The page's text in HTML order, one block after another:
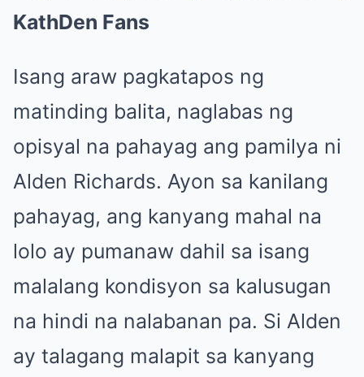
KathDen Fans
Isang araw pagkatapos ng
matinding balita, naglabas ng
opisyal na pahayag ang pamilya ni
Alden Richards. Ayon sa kanilang
pahayag, ang kanyang mahal na
lolo ay pumanaw dahil sa isang
malalang kondisyon sa kalusugan
na hindi na nalabanan pa. Si Alden
ay talagang malapit sa kanyang